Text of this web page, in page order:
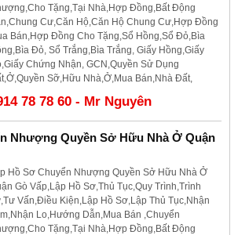
Tặng,Tại Nhà,Hợp Đồng,Bất Động
Cư,Căn Hộ,Căn Hộ Chung Cư,Hợp Đồng
Bán,Hợp Đồng Cho Tặng,Sổ Hồng,Sổ Đỏ,Bìa
Đỏ, Sổ Trắng,Bìa Trắng, Giấy Hồng,Giấy
Chứng Nhận, GCN,Quyền Sử Dụng
Sỡ,Hữu Nhà,Ở,Mua Bán,Nhà Đất,
78 78 60 - Mr Nguyên
Nhượng Quyền Sở Hữu Nhà Ở Quận
Hồ Sơ Chuyển Nhượng Quyền Sở Hữu Nhà Ở
Gò Vấp,Lập Hồ Sơ,Thủ Tục,Quy Trình,Trình
Vấn,Điều Kiện,Lập Hồ Sơ,Lập Thủ Tục,Nhận
Lo,Hướng Dẫn,Mua Bán ,Chuyển
Tặng,Tại Nhà,Hợp Đồng,Bất Động